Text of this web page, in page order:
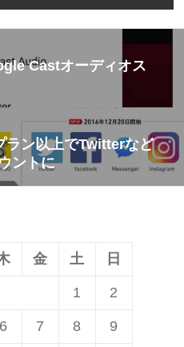
Castオーディオス
ラン以上でTwitterなど
ントに
金 土 日
1 2
6 7 8 9